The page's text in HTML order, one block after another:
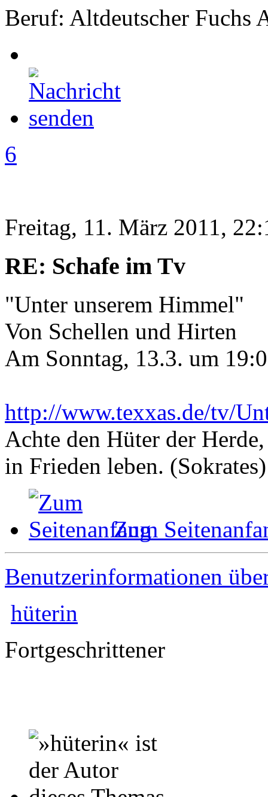
Beruf: Altdeutscher Fuchs
6
Freitag, 11. März 2011,
RE: Schafe im Tv
"Unter unserem Himmel"
Von Schellen und Hirten
Am Sonntag, 13.3. um
http://www.texxas.de/tv/
Achte den Hüter der
in Frieden leben. (Sokrates)
Zum
Benutzerinformationen
hüterin
Fortgeschrittener